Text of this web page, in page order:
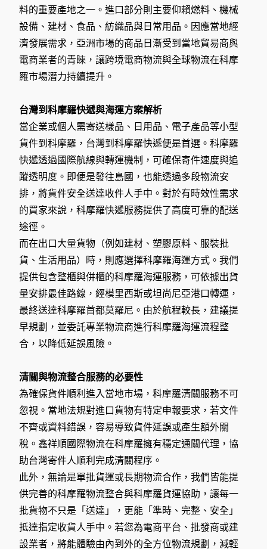
料的重要產地之一。進口部分則主要仰賴燃料、機械
設備、建材、食品、紡織品與日常用品。因應當地經
濟發展需求，亞洲市場的商品日漸受到當地貿易商與
電商業者的青睞，讓跨境電商物流與全球物流在科摩
羅市場潛力持續提升。
台灣到科摩羅快遞與海運方案解析
當企業或個人需寄送樣品、日用品、電子產品等小型
貨件到科摩羅，台灣到科摩羅快遞便是首選。科摩羅
快遞透過國際航線與轉運機制，可確保寄件速度與追
蹤透明度。即便是發往島國，也能透過多段物流安
排，將貨件安全送達收件人手中。對於有時效性需求
的買家來說，科摩羅快遞服務提供了高度可靠的配送
途徑。
而在出口大量貨物（例如建材、塑膠原料、服裝批
貨、生活用品）時，則應選擇科摩羅海運方式。我們
提供包含整櫃與併櫃的科摩羅海運服務，可依據出貨
量安排最佳路線，經模里西斯或坦尚尼亞港口轉運，
最終送達科摩羅首都莫羅尼。由於航程較長，建議提
早規劃，並委託專業物流商進行科摩羅海運流程整
合，以降低延誤風險。
清關與物流整合服務的必要性
為確保貨件順利進入當地市場，科摩羅清關服務不可
忽視。當地法規對進口貨物有特定申報要求，若文件
不齊或資料錯誤，容易導致貨件延誤或產生額外關
稅。鑫祥順國際物流在科摩羅擁有穩定通關代理，協
助台灣寄件人順利完成清關程序。
此外，無論是單批貨運或長期物流合作，我們皆能提
供完善的科摩羅物流整合與科摩羅貨運協助，讓每一
批貨物不只是「送達」，更能「準時、完整、安全」
抵達指定收貨人手中。若您為電商平台、批發商或建
設業者，將能體驗由內到外的全方位物流規劃，減輕